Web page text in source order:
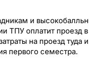
и
ТПУ оплатит проезд
на проезд туда
первого семестра.